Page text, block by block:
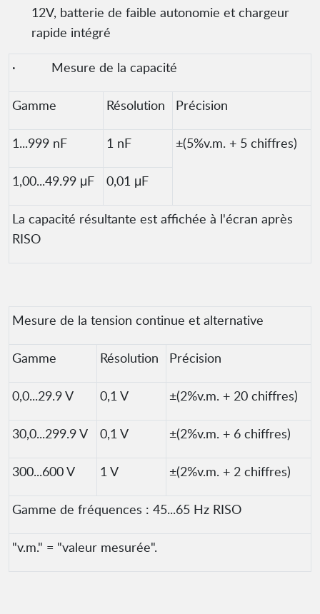
12V, batterie de faible autonomie et chargeur
rapide intégré
· Mesure de la capacité
Gamme Résolution Précision
1...999 nF 1 nF ±(5%v.m. + 5 chiffres)
1,00...49.99 μF 0,01 μF
La capacité résultante est affichée à l'écran après
RISO
Mesure de la tension continue et alternative
Gamme Résolution Précision
0,0...29.9 V 0,1 V ±(2%v.m. + 20 chiffres)
30,0...299.9 V 0,1 V ±(2%v.m. + 6 chiffres)
300...600 V 1 V ±(2%v.m. + 2 chiffres)
Gamme de fréquences : 45...65 Hz RISO
"v.m." = "valeur mesurée".